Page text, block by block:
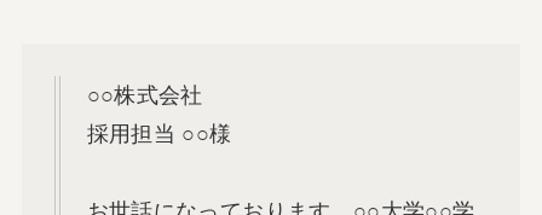
○○株式会社
採用担当 ○○様